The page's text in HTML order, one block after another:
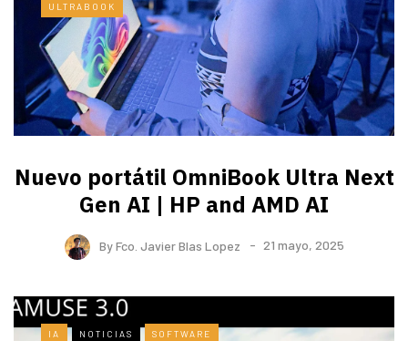
ULTRABOOK
Nuevo portátil OmniBook Ultra ​Next
Gen AI | HP and AMD AI
ByFco. Javier Blas Lopez 21 mayo, 2025
IA NOTICIAS SOFTWARE